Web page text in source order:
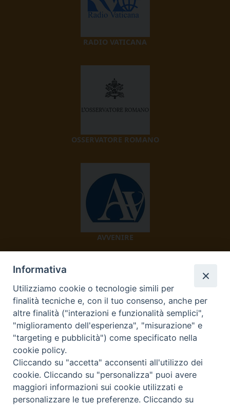
RADIO VATICANA
OSSERVATORE ROMANO
AVVENIRE
TV 2000
Diocesi di Ivrea
Informativa
Utilizziamo cookie o tecnologie simili per
finalità tecniche e, con il tuo consenso, anche per
altre finalità ("interazioni e funzionalità semplici",
"miglioramento dell'esperienza", "misurazione" e
"targeting e pubblicità") come specificato nella
cookie policy.
Cliccando su "accetta" acconsenti all'utilizzo dei
cookie. Cliccando su "personalizza" puoi avere
maggiori informazioni sui cookie utilizzati e
personalizzare le tue preferenze. Cliccando su